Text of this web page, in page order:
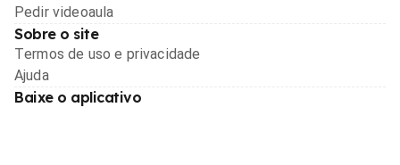
Pedir videoaula
Sobre o site
Termos de uso e privacidade
Ajuda
Baixe o aplicativo